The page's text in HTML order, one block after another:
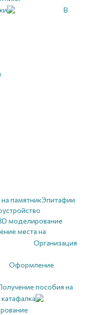
В
памятникЭпитафии
моделирование
места на
Организация
Оформление
пособия на
катафалка